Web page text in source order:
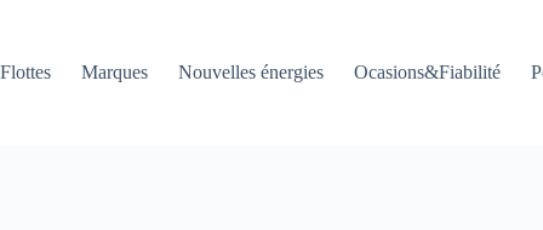
Flottes Marques Nouvelles énergies Ocasions&Fiabilité